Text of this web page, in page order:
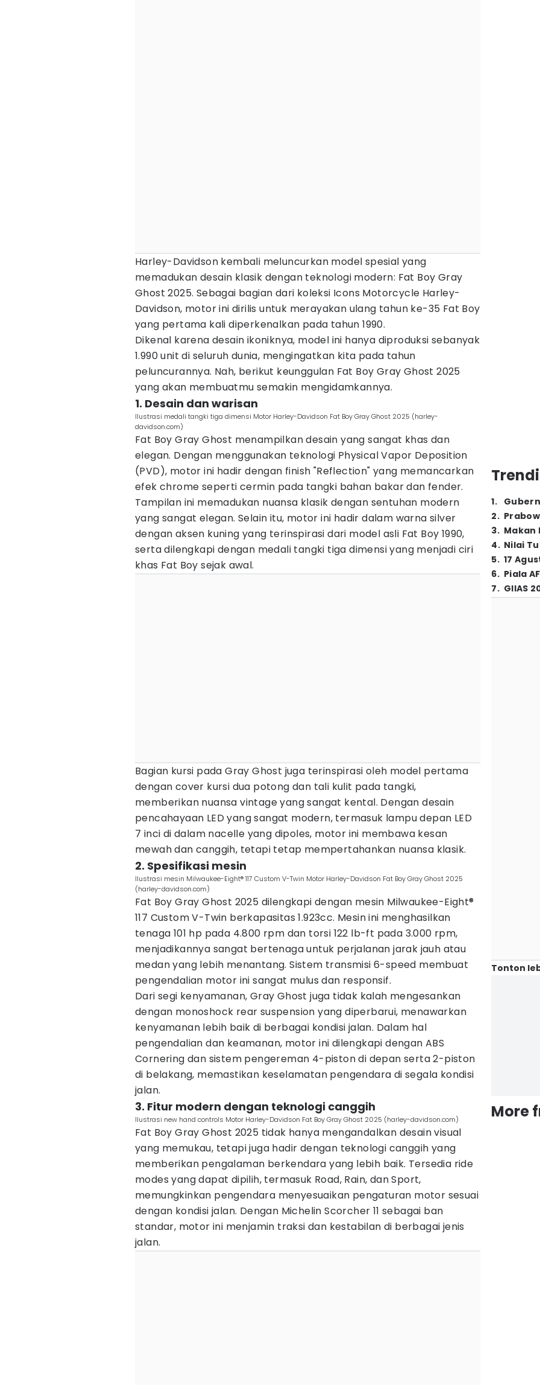
Harley-Davidson kembali meluncurkan model spesial yang
memadukan desain klasik dengan teknologi modern: Fat Boy Gray
Ghost 2025. Sebagai bagian dari koleksi Icons Motorcycle Harley-
Davidson, motor ini dirilis untuk merayakan ulang tahun ke-35 Fat Boy
yang pertama kali diperkenalkan pada tahun 1990.
Dikenal karena desain ikoniknya, model ini hanya diproduksi sebanyak
1.990 unit di seluruh dunia, mengingatkan kita pada tahun
peluncurannya. Nah, berikut keunggulan Fat Boy Gray Ghost 2025
yang akan membuatmu semakin mengidamkannya.
1. Desain dan warisan
Ilustrasi medali tangki tiga dimensi Motor Harley-Davidson Fat Boy Gray Ghost 2025 (harley-
davidson.com)
Fat Boy Gray Ghost menampilkan desain yang sangat khas dan
elegan. Dengan menggunakan teknologi Physical Vapor Deposition
(PVD), motor ini hadir dengan finish "Reflection" yang memancarkan
efek chrome seperti cermin pada tangki bahan bakar dan fender.
Tampilan ini memadukan nuansa klasik dengan sentuhan modern
yang sangat elegan. Selain itu, motor ini hadir dalam warna silver
dengan aksen kuning yang terinspirasi dari model asli Fat Boy 1990,
serta dilengkapi dengan medali tangki tiga dimensi yang menjadi ciri
khas Fat Boy sejak awal.
Bagian kursi pada Gray Ghost juga terinspirasi oleh model pertama
dengan cover kursi dua potong dan tali kulit pada tangki,
memberikan nuansa vintage yang sangat kental. Dengan desain
pencahayaan LED yang sangat modern, termasuk lampu depan LED
7 inci di dalam nacelle yang dipoles, motor ini membawa kesan
mewah dan canggih, tetapi tetap mempertahankan nuansa klasik.
2. Spesifikasi mesin
Ilustrasi mesin Milwaukee-Eight® 117 Custom V-Twin Motor Harley-Davidson Fat Boy Gray Ghost 2025
(harley-davidson.com)
Fat Boy Gray Ghost 2025 dilengkapi dengan mesin Milwaukee-Eight®
117 Custom V-Twin berkapasitas 1.923cc. Mesin ini menghasilkan
tenaga 101 hp pada 4.800 rpm dan torsi 122 lb-ft pada 3.000 rpm,
menjadikannya sangat bertenaga untuk perjalanan jarak jauh atau
medan yang lebih menantang. Sistem transmisi 6-speed membuat
pengendalian motor ini sangat mulus dan responsif.
Dari segi kenyamanan, Gray Ghost juga tidak kalah mengesankan
dengan monoshock rear suspension yang diperbarui, menawarkan
kenyamanan lebih baik di berbagai kondisi jalan. Dalam hal
pengendalian dan keamanan, motor ini dilengkapi dengan ABS
Cornering dan sistem pengereman 4-piston di depan serta 2-piston
di belakang, memastikan keselamatan pengendara di segala kondisi
jalan.
3. Fitur modern dengan teknologi canggih
Ilustrasi new hand controls Motor Harley-Davidson Fat Boy Gray Ghost 2025 (harley-davidson.com)
Fat Boy Gray Ghost 2025 tidak hanya mengandalkan desain visual
yang memukau, tetapi juga hadir dengan teknologi canggih yang
memberikan pengalaman berkendara yang lebih baik. Tersedia ride
modes yang dapat dipilih, termasuk Road, Rain, dan Sport,
memungkinkan pengendara menyesuaikan pengaturan motor sesuai
dengan kondisi jalan. Dengan Michelin Scorcher 11 sebagai ban
standar, motor ini menjamin traksi dan kestabilan di berbagai jenis
jalan.
1.
2.
3. Makan
4. Nilai
5. 17
6. Piala
7. GIIAS
Tonton
More